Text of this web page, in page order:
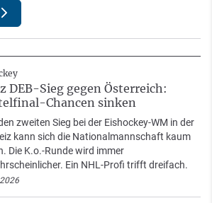
DEB-Sieg gegen Österreich:
Chancen sinken
zweiten Sieg bei der Eishockey-WM in der
kann sich die Nationalmannschaft kaum
Die K.o.-Runde wird immer
Ein NHL-Profi trifft dreifach.